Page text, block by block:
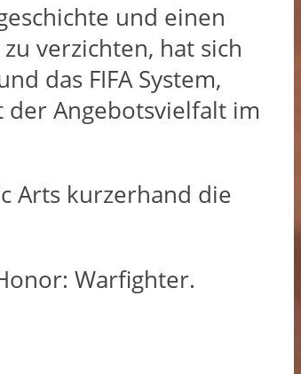
und einen
verzichten, hat sich
das FIFA System,
der Angebotsvielfalt im
Arts kurzerhand die
Warfighter.